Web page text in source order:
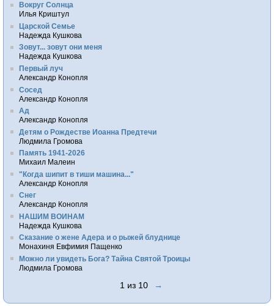
Вокруг Солнца
Илья Криштул
Царской Семье
Надежда Кушкова
Зовут... зовут они меня
Надежда Кушкова
Первый луч
Александр Конопля
Сосед
Александр Конопля
Ад
Александр Конопля
Детям о Рождестве Иоанна Предтечи
Людмила Громова
Память 1941-2026
Михаил Малеин
"Когда шипит в тиши машина..."
Александр Конопля
Снег
Александр Конопля
НАШИМ ВОИНАМ
Надежда Кушкова
Сказание о жене Адера и о рыжей блуднице
Монахиня Евфимия Пащенко
Можно ли увидеть Бога? Тайна Святой Троицы
Людмила Громова
1 из 10 →